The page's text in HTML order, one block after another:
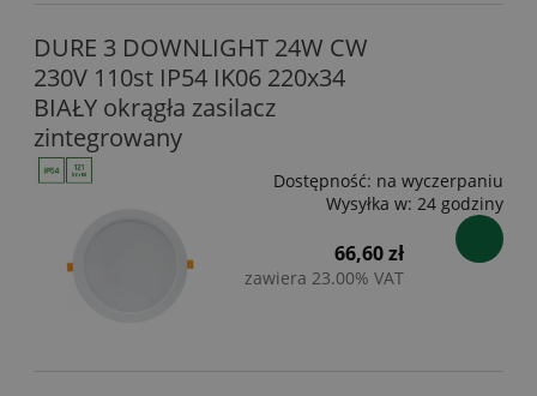
DURE 3 DOWNLIGHT 24W CW
230V 110st IP54 IK06 220x34
BIAŁY okrągła zasilacz
zintegrowany
Dostępność: na wyczerpaniu
Wysyłka w: 24 godziny
66,60 zł
zawiera 23.00% VAT